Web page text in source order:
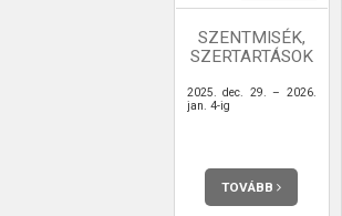
SZENTMISÉK,
SZERTARTÁSOK
2025. dec. 29. – 2026.
jan. 4-ig
TOVÁBB